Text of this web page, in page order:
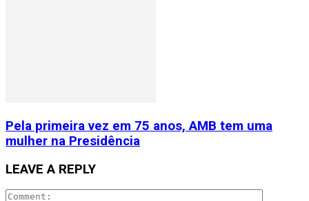
Pela primeira vez em 75 anos, AMB tem uma
mulher na Presidência
LEAVE A REPLY